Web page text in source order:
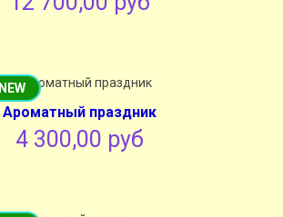
NEW
Ароматный праздник
4 300,00 руб